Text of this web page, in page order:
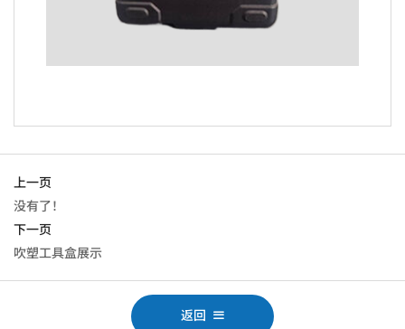
上一页
没有了！
下一页
吹塑工具盒展示
返回